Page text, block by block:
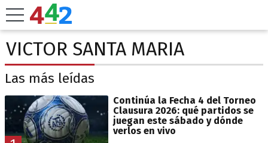
VICTOR SANTA MARIA
Las más leídas
Continúa la Fecha 4 del Torneo
Clausura 2026: qué partidos se
juegan este sábado y dónde
verlos en vivo